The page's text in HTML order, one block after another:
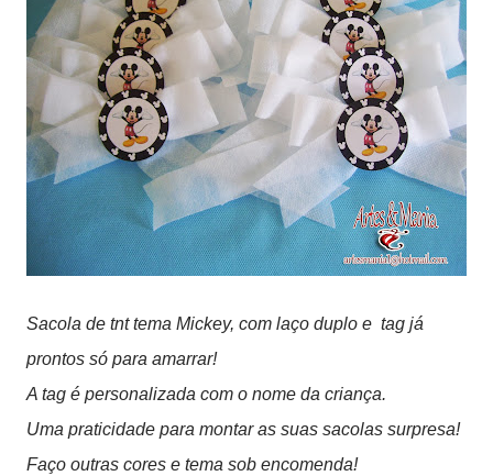
Sacola de tnt tema Mickey, com laço duplo e tag já
prontos só para amarrar!
A tag é personalizada com o nome da criança.
Uma praticidade para montar as suas sacolas surpresa!
Faço outras cores e tema sob encomenda!